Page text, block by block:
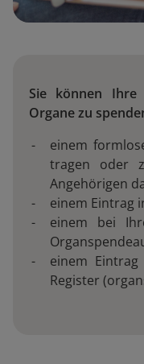
Sie können Ihre
Organe zu
einem
tragen oder
Angehörigen
einem Eintrag
einem bei
einem
Register